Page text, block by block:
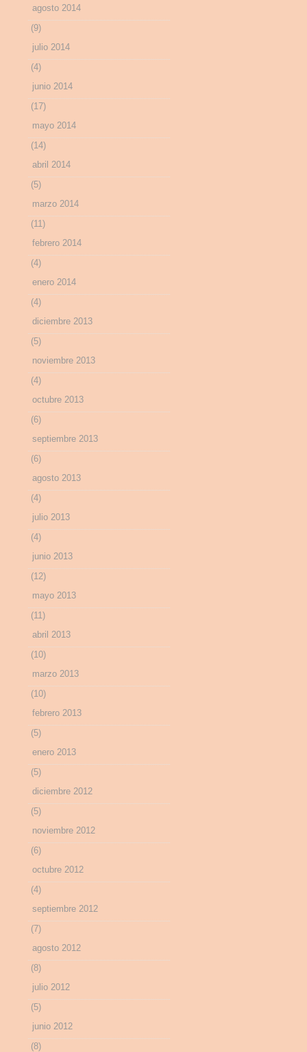
agosto 2014
(9)
julio 2014
(4)
junio 2014
(17)
mayo 2014
(14)
abril 2014
(5)
marzo 2014
(11)
febrero 2014
(4)
enero 2014
(4)
diciembre 2013
(5)
noviembre 2013
(4)
octubre 2013
(6)
septiembre 2013
(6)
agosto 2013
(4)
julio 2013
(4)
junio 2013
(12)
mayo 2013
(11)
abril 2013
(10)
marzo 2013
(10)
febrero 2013
(5)
enero 2013
(5)
diciembre 2012
(5)
noviembre 2012
(6)
octubre 2012
(4)
septiembre 2012
(7)
agosto 2012
(8)
julio 2012
(5)
junio 2012
(8)